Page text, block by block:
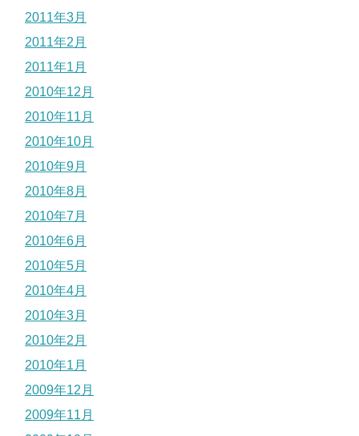
2011年3月
2011年2月
2011年1月
2010年12月
2010年11月
2010年10月
2010年9月
2010年8月
2010年7月
2010年6月
2010年5月
2010年4月
2010年3月
2010年2月
2010年1月
2009年12月
2009年11月